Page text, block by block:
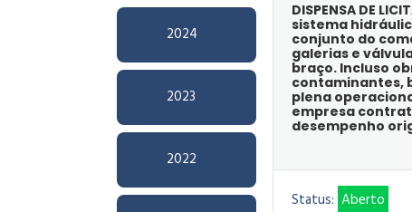
2024
2023
2022
DISPENSA DE
sistema
conjunto do
galerias e
braço. Incluso
contaminantes,
plena
empresa
desempenho
Status: Aberto